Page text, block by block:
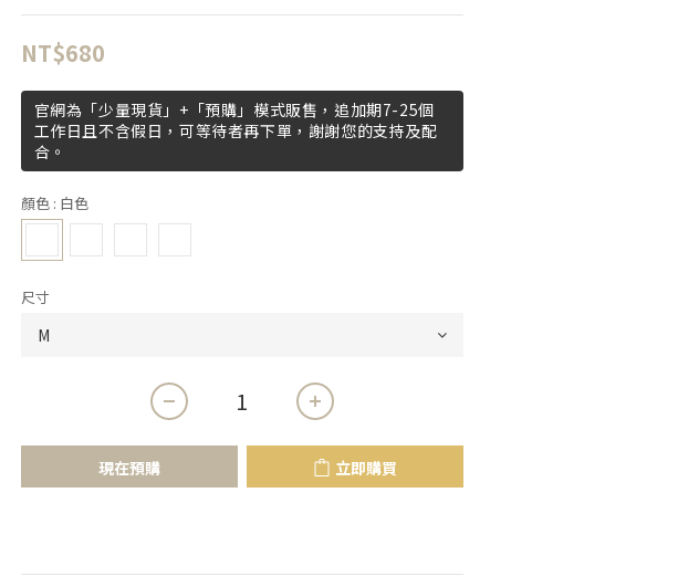
NT$680
官網為「少量現貨」+「預購」模式販售，追加期7-25個
工作日且不含假日，可等待者再下單，謝謝您的支持及配
合。
顏色 : 白色
尺寸
現在預購 立即購買